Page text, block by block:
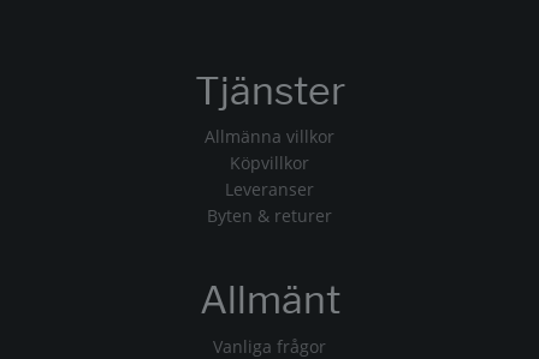
Tjänster
Allmänna villkor
Köpvillkor
Leveranser
Byten & returer
Allmänt
Vanliga frågor